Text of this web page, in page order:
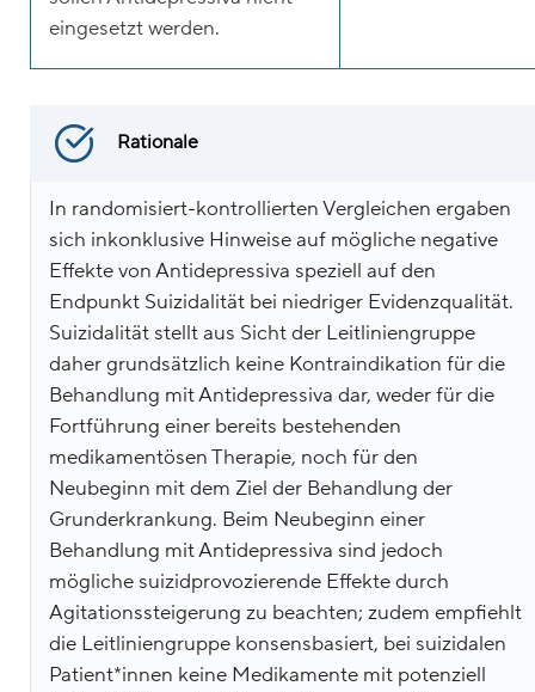
eingesetzt werden.
Rationale
In randomisiert-kontrollierten Vergleichen ergaben
sich inkonklusive Hinweise auf mögliche negative
Effekte von Antidepressiva speziell auf den
Endpunkt Suizidalität bei niedriger Evidenzqualität.
Suizidalität stellt aus Sicht der Leitliniengruppe
daher grundsätzlich keine Kontraindikation für die
Behandlung mit Antidepressiva dar, weder für die
Fortführung einer bereits bestehenden
medikamentösen Therapie, noch für den
Neubeginn mit dem Ziel der Behandlung der
Grunderkrankung. Beim Neubeginn einer
Behandlung mit Antidepressiva sind jedoch
mögliche suizidprovozierende Effekte durch
Agitationssteigerung zu beachten; zudem empfiehlt
die Leitliniengruppe konsensbasiert, bei suizidalen
Patient*innen keine Medikamente mit potenziell